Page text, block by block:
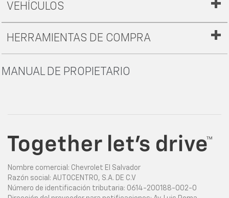
VEHÍCULOS
HERRAMIENTAS DE COMPRA
MANUAL DE PROPIETARIO
Nombre comercial: Chevrolet El Salvador
Razón social: AUTOCENTRO, S.A. DE C.V
Número de identificación tributaria: 0614-200188-002-0